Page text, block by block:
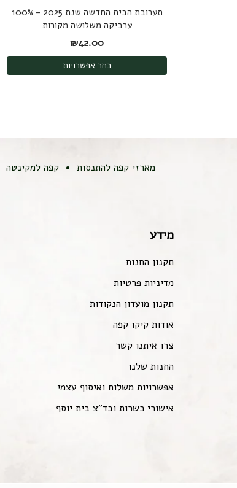
תערובת הבית החדשה שנת 2025 - 100%
ערביקה משלושה מקורות
₪42.00
בחר אפשרויות
מארזי קפה להתנסות קפה למקינטה
מידע
תקנון החנות
מדיניות פרטיות
תקנון מועדון הנקודות
אודות קיקו קפה
צרו איתנו קשר
החנות שלנו
אפשרויות משלוח ואיסוף עצמי
אישורי כשרות ובד"צ בית יוסף